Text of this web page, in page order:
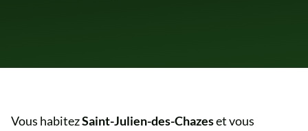
Vous habitezSaint-Julien-des-Chazeset vous